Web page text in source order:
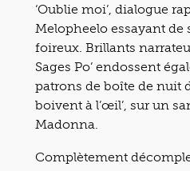
‘Oublie moi’, dialogue
Melopheelo essayant de
foireux. Brillants
Sages Po’ endossent
patrons de boîte de nuit
boivent à l’œil’, sur un
Madonna.
Complètement